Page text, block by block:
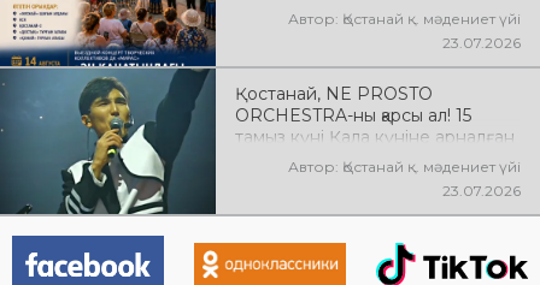
Қостанай» көшпелі концерті
өтеді! Баршаңызды мерекелік
Автор: Қостанай қ. мәдениет үйі
23.07.2026
Қостанай, NE PROSTO
ORCHESTRA-ны қарсы ал! 15
тамыз күні Қала күніне арналған
мерекелік концертте NE
PROSTO ORCHESTRA өнер
көрсетеді! @ne_prosto_orchestra
Автор: Қостанай қ. мәдениет үйі
23.07.2026